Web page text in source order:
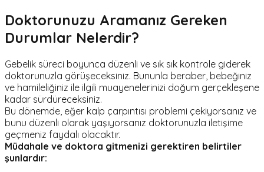
Doktorunuzu Aramanız Gereken
Durumlar Nelerdir?
Gebelik süreci boyunca düzenli ve sık sık kontrole giderek
doktorunuzla görüşeceksiniz. Bununla beraber, bebeğiniz
ve hamileliğiniz ile ilgili muayenelerinizi doğum gerçekleşene
kadar sürdüreceksiniz.
Bu dönemde, eğer kalp çarpıntısı problemi çekiyorsanız ve
bunu düzenli olarak yaşıyorsanız doktorunuzla iletişime
geçmeniz faydalı olacaktır.
Müdahale ve doktora gitmenizi gerektiren belirtiler
şunlardır: